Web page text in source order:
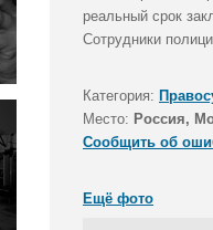
реальный срок
Сотрудники
Категория:
Место: Россия,
Сообщить об
Ещё фото